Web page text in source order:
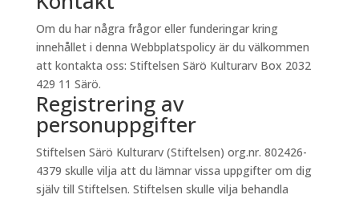
Om du har några frågor eller funderingar kring
innehållet i denna Webbplatspolicy är du välkommen
att kontakta oss: Stiftelsen Särö Kulturarv Box 2032
429 11 Särö.
Registrering av
personuppgifter
Stiftelsen Särö Kulturarv (Stiftelsen) org.nr. 802426-
4379 skulle vilja att du lämnar vissa uppgifter om dig
själv till Stiftelsen. Stiftelsen skulle vilja behandla